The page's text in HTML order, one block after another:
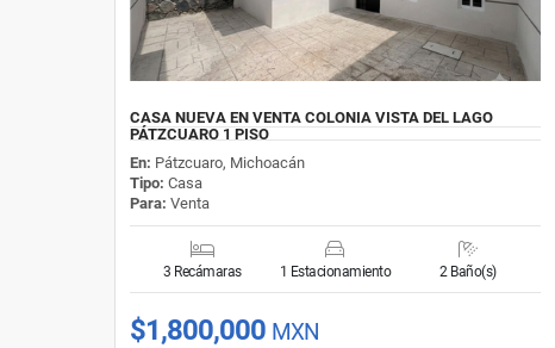
CASA NUEVA EN VENTA COLONIA VISTA DEL LAGO
PÁTZCUARO 1 PISO
En: Pátzcuaro, Michoacán
Tipo: Casa
Para: Venta
3 Recámaras 1 Estacionamiento 2 Baño(s)
$1,800,000 MXN